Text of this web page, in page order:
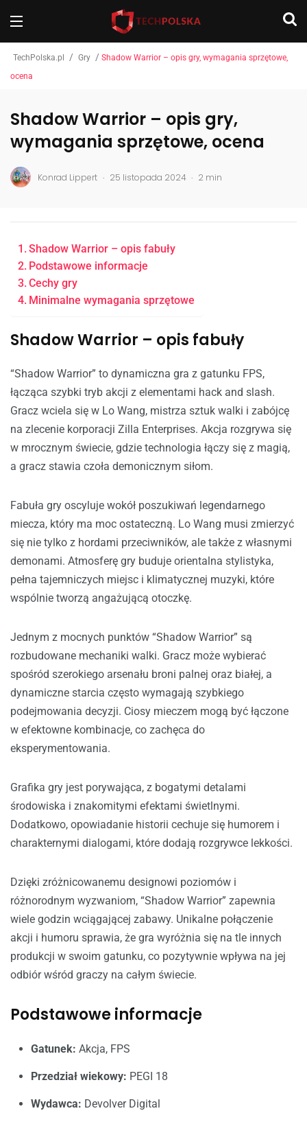
TechPolska.pl / Gry / Shadow Warrior – opis gry, wymagania sprzętowe,
ocena
Shadow Warrior – opis gry,
wymagania sprzętowe, ocena
Konrad Lippert . 25 listopada 2024 . 2 min
Shadow Warrior – opis fabuły
Podstawowe informacje
Cechy gry
Minimalne wymagania sprzętowe
Shadow Warrior – opis fabuły
“Shadow Warrior” to dynamiczna gra z gatunku FPS,
łącząca szybki tryb akcji z elementami hack and slash.
Gracz wciela się w Lo Wang, mistrza sztuk walki i zabójcę
na zlecenie korporacji Zilla Enterprises. Akcja rozgrywa się
w mrocznym świecie, gdzie technologia łączy się z magią,
a gracz stawia czoła demonicznym siłom.
Fabuła gry oscyluje wokół poszukiwań legendarnego
miecza, który ma moc ostateczną. Lo Wang musi zmierzyć
się nie tylko z hordami przeciwników, ale także z własnymi
demonami. Atmosferę gry buduje orientalna stylistyka,
pełna tajemniczych miejsc i klimatycznej muzyki, które
wspólnie tworzą angażującą otoczkę.
Jednym z mocnych punktów “Shadow Warrior” są
rozbudowane mechaniki walki. Gracz może wybierać
spośród szerokiego arsenału broni palnej oraz białej, a
dynamiczne starcia często wymagają szybkiego
podejmowania decyzji. Ciosy mieczem mogą być łączone
w efektowne kombinacje, co zachęca do
eksperymentowania.
Grafika gry jest porywająca, z bogatymi detalami
środowiska i znakomitymi efektami świetlnymi.
Dodatkowo, opowiadanie historii cechuje się humorem i
charakternymi dialogami, które dodają rozgrywce lekkości.
Dzięki zróżnicowanemu designowi poziomów i
różnorodnym wyzwaniom, “Shadow Warrior” zapewnia
wiele godzin wciągającej zabawy. Unikalne połączenie
akcji i humoru sprawia, że gra wyróżnia się na tle innych
produkcji w swoim gatunku, co pozytywnie wpływa na jej
odbiór wśród graczy na całym świecie.
Podstawowe informacje
Gatunek: Akcja, FPS
Przedział wiekowy: PEGI 18
Wydawca: Devolver Digital